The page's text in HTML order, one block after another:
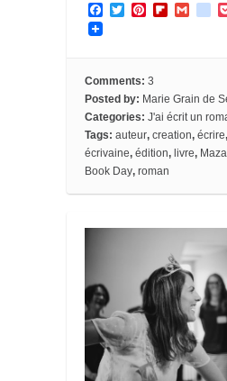
F
o
o
T
e
r
P
r
e
s
t
F
a
r
d
_
o
o
k
r
s
Comments: 3
Posted by: Marie Grain de
Categories: J'ai écrit un
Tags: auteur, creation, écrire,
écrivaine, édition, livre,
Book Day, roman